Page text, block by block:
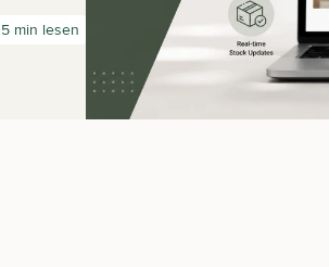
5 min lesen